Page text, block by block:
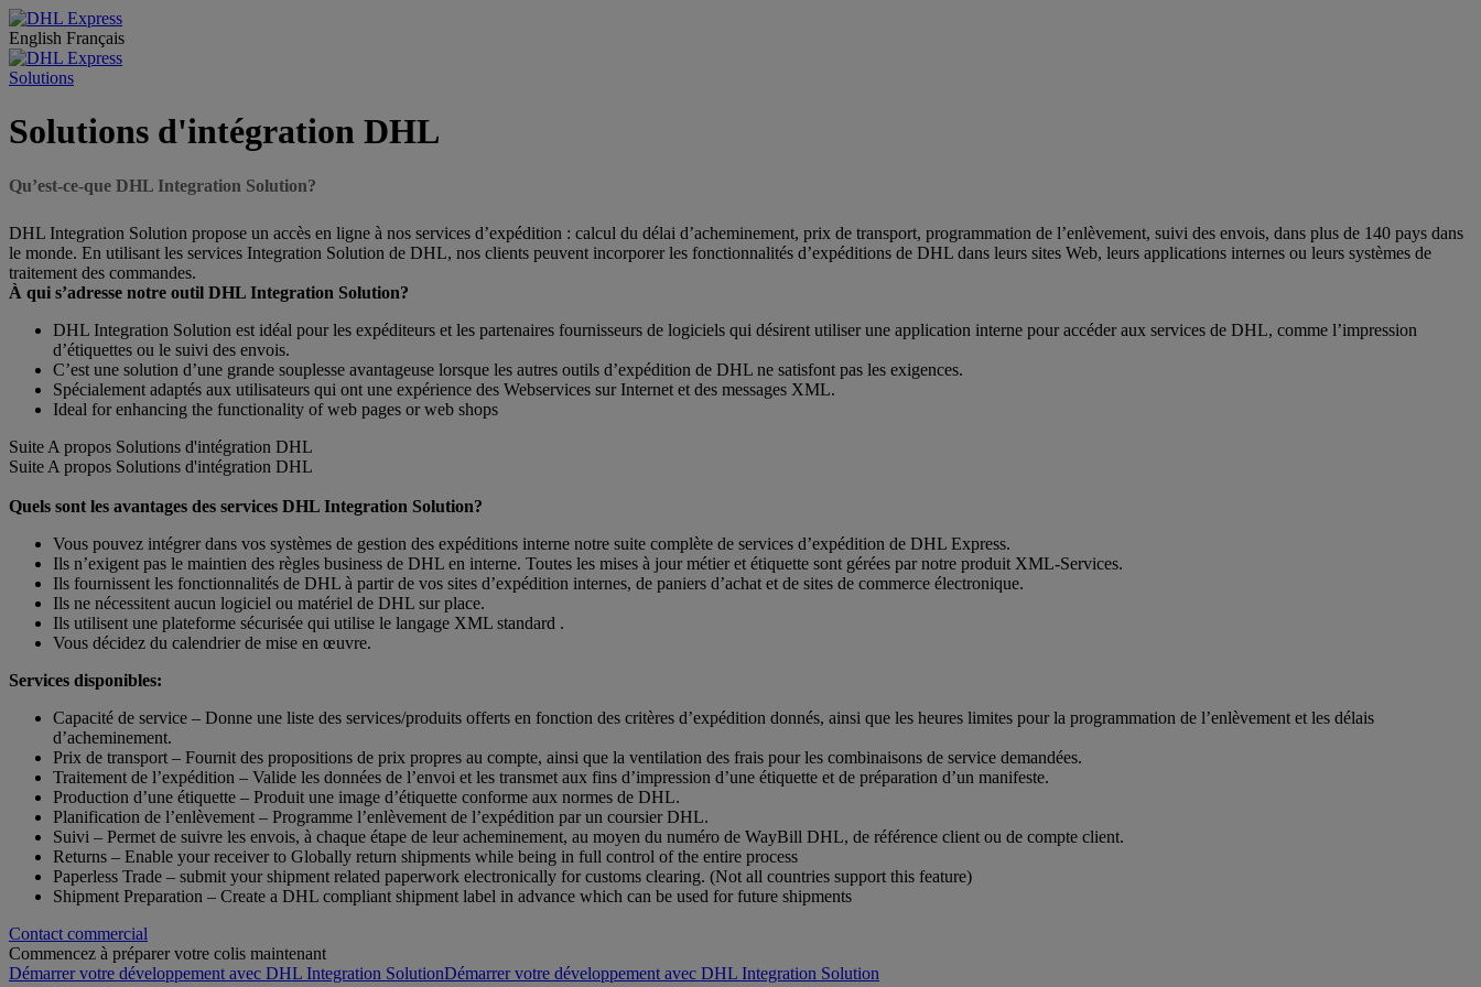
English Français
Solutions
Solutions d'intégration DHL
Qu’est-ce-que DHL Integration Solution?
DHL Integration Solution propose un accès en ligne à nos services d’expédition : calcul du délai d’acheminement, prix de transport, programmation de l’enlèvement, suivi des envois, dans plus de 140 pays dans
le monde. En utilisant les services Integration Solution de DHL, nos clients peuvent incorporer les fonctionnalités d’expéditions de DHL dans leurs sites Web, leurs applications internes ou leurs systèmes de
traitement des commandes.
À qui s’adresse notre outil DHL Integration Solution?
DHL Integration Solution est idéal pour les expéditeurs et les partenaires fournisseurs de logiciels qui désirent utiliser une application interne pour accéder aux services de DHL, comme l’impression
d’étiquettes ou le suivi des envois.
C’est une solution d’une grande souplesse avantageuse lorsque les autres outils d’expédition de DHL ne satisfont pas les exigences.
Spécialement adaptés aux utilisateurs qui ont une expérience des Webservices sur Internet et des messages XML.
Ideal for enhancing the functionality of web pages or web shops
Suite A propos Solutions d'intégration DHL
Suite A propos Solutions d'intégration DHL
Quels sont les avantages des services DHL Integration Solution?
Vous pouvez intégrer dans vos systèmes de gestion des expéditions interne notre suite complète de services d’expédition de DHL Express.
Ils n’exigent pas le maintien des règles business de DHL en interne. Toutes les mises à jour métier et étiquette sont gérées par notre produit XML-Services.
Ils fournissent les fonctionnalités de DHL à partir de vos sites d’expédition internes, de paniers d’achat et de sites de commerce électronique.
Ils ne nécessitent aucun logiciel ou matériel de DHL sur place.
Ils utilisent une plateforme sécurisée qui utilise le langage XML standard .
Vous décidez du calendrier de mise en œuvre.
Services disponibles:
Capacité de service – Donne une liste des services/produits offerts en fonction des critères d’expédition donnés, ainsi que les heures limites pour la programmation de l’enlèvement et les délais
d’acheminement.
Prix de transport – Fournit des propositions de prix propres au compte, ainsi que la ventilation des frais pour les combinaisons de service demandées.
Traitement de l’expédition – Valide les données de l’envoi et les transmet aux fins d’impression d’une étiquette et de préparation d’un manifeste.
Production d’une étiquette – Produit une image d’étiquette conforme aux normes de DHL.
Planification de l’enlèvement – Programme l’enlèvement de l’expédition par un coursier DHL.
Suivi – Permet de suivre les envois, à chaque étape de leur acheminement, au moyen du numéro de WayBill DHL, de référence client ou de compte client.
Returns – Enable your receiver to Globally return shipments while being in full control of the entire process
Paperless Trade – submit your shipment related paperwork electronically for customs clearing. (Not all countries support this feature)
Shipment Preparation – Create a DHL compliant shipment label in advance which can be used for future shipments
Contact commercial
Commencez à préparer votre colis maintenant
Démarrer votre développement avec DHL Integration SolutionDémarrer votre développement avec DHL Integration Solution